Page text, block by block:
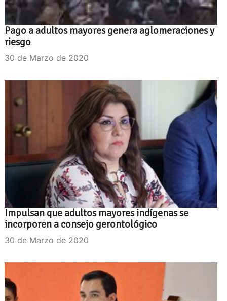
Pago a adultos mayores genera aglomeraciones y
riesgo
30 de Marzo de 2020
Impulsan que adultos mayores indígenas se
incorporen a consejo gerontológico
30 de Marzo de 2020